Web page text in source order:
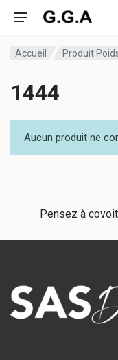
Accueil Produit
1444
Aucun produit ne
Pensez à